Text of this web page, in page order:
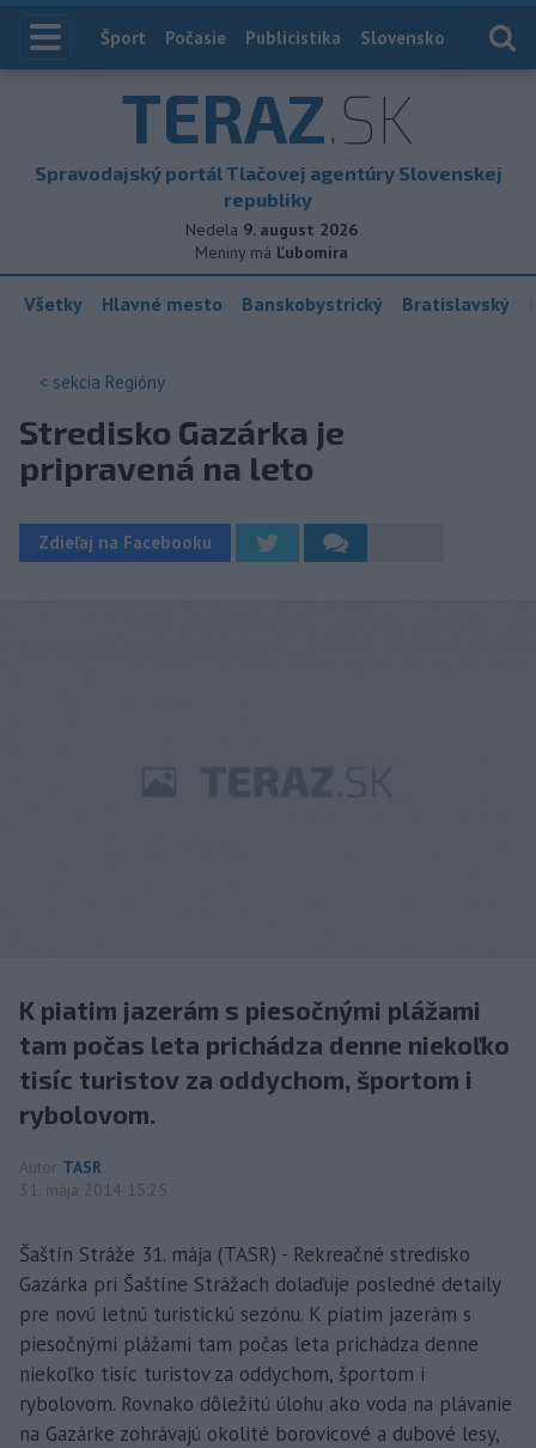
Index
Šport Počasie Publicistika Slovensko
TERAZ.SK
Spravodajský portál Tlačovej agentúry Slovenskej
republiky
Nedela 9. august 2026
Meniny má Ľubomíra
Všetky Hlavné mesto Banskobystrický Bratislavský
< sekcia Regióny
Stredisko Gazárka je
pripravená na leto
Zdieľaj na Facebooku
K piatim jazerám s piesočnými plážami
tam počas leta prichádza denne niekoľko
tisíc turistov za oddychom, športom i
rybolovom.
Autor TASR
31. mája 2014 15:25
Šaštín Stráže 31. mája (TASR) - Rekreačné stredisko
Gazárka pri Šaštíne Strážach dolaďuje posledné detaily
pre novú letnú turistickú sezónu. K piatim jazerám s
piesočnými plážami tam počas leta prichádza denne
niekoľko tisíc turistov za oddychom, športom i
rybolovom. Rovnako dôležitú úlohu ako voda na plávanie
na Gazárke zohrávajú okolité borovicové a dubové lesy,